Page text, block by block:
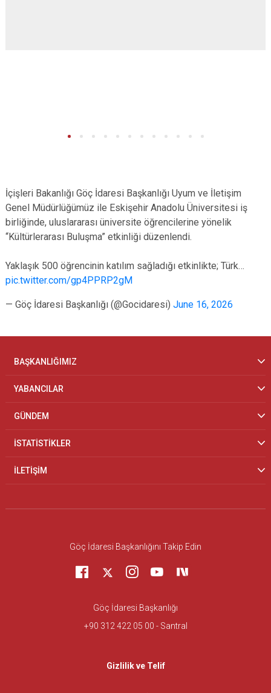
İçişleri Bakanlığı Göç İdaresi Başkanlığı Uyum ve İletişim
Genel Müdürlüğümüz ile Eskişehir Anadolu Üniversitesi iş
birliğinde, uluslararası üniversite öğrencilerine yönelik
“Kültürlerarası Buluşma” etkinliği düzenlendi.
Yaklaşık 500 öğrencinin katılım sağladığı etkinlikte; Türk…
pic.twitter.com/gp4PPRP2gM
— Göç İdaresi Başkanlığı (@Gocidaresi) June 16, 2026
BAŞKANLIĞIMIZ
YABANCILAR
GÜNDEM
İSTATİSTİKLER
İLETİŞİM
Göç İdaresi Başkanlığını Takip Edin
Göç İdaresi Başkanlığı
+90 312 422 05 00 - Santral
Gizlilik ve Telif